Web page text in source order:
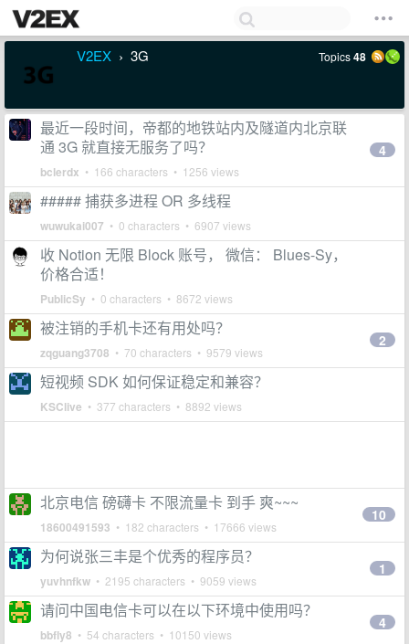
V2EX › 3G Topics48
最近一段时间，帝都的地铁站内及隧道内北京联
通 3G 就直接无服务了吗？
bclerdx • 166 characters • 1256 views
4
##### 捕获多进程 OR 多线程
wuwukai007 • 0 characters • 6907 views
收 Notion 无限 Block 账号， 微信： Blues-Sy，
价格合适！
PublicSy • 0 characters • 8672 views
被注销的手机卡还有用处吗？
zqguang3708 • 70 characters • 9579 views
2
短视频 SDK 如何保证稳定和兼容？
KSClive • 377 characters • 8892 views
北京电信 磅礴卡 不限流量卡 到手 爽~~~
18600491593 • 182 characters • 17666 views
10
为何说张三丰是个优秀的程序员？
yuvhnfkw • 2195 characters • 9059 views
1
请问中国电信卡可以在以下环境中使用吗？
bbfly8 • 54 characters • 10150 views
4